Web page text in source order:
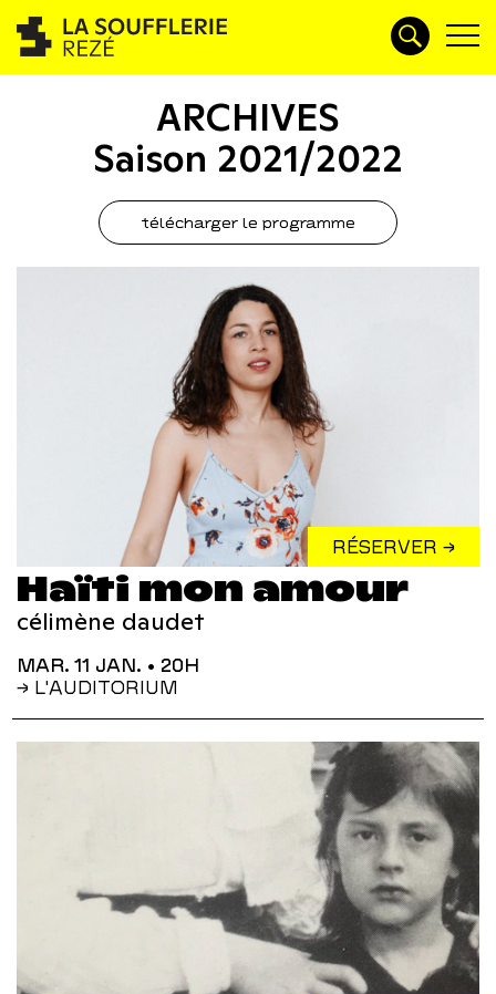
ARCHIVES
Saison 2021/2022
télécharger le programme
RÉSERVER →
Haïti mon amour
célimène daudet
MAR. 11 JAN. • 20H
→ L'AUDITORIUM